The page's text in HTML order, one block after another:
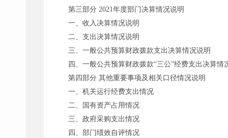
第三部分 2021年度部门决算情况说明
一、收入决算情况说明
二、支出决算情况说明
三、一般公共预算财政拨款支出决算情况说明
四、一般公共预算财政拨款“三公”经费支出决算情
第四部分 其他重要事项及相关口径情况说明
一、机关运行经费支出情况
二、国有资产占用情况
三、政府采购支出情况
四、部门绩效自评情况